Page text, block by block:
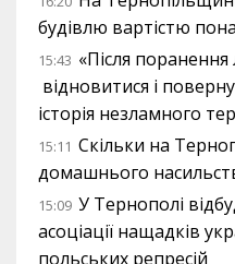
будівлю вартістю
15:43 «Після
відновитися і
історія незламного
15:11 Скільки на
домашнього
15:09 У Тернополі
асоціації нащадків
польських репресій